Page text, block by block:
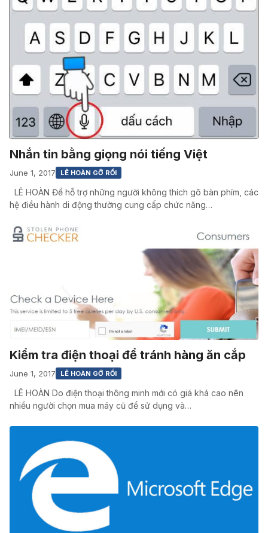
Nhắn tin bằng giọng nói tiếng Việt
June 1, 2017 LÊ HOÀN GỠ RỐI
LÊ HOÀN Để hỗ trợ những người không thích gõ bàn phím, các
hệ điều hành di động thường cung cấp chức năng…
Kiểm tra điện thoại để tránh hàng ăn cắp
June 1, 2017 LÊ HOÀN GỠ RỐI
LÊ HOÀN Do điện thoại thông minh mới có giá khá cao nên
nhiều người chọn mua máy cũ để sử dụng và…